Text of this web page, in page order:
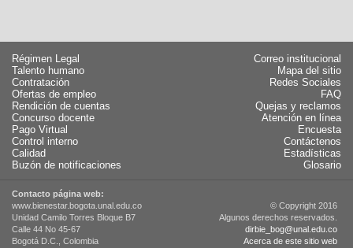
Régimen Legal
Talento humano
Contratación
Ofertas de empleo
Rendición de cuentas
Concurso docente
Pago Virtual
Control interno
Calidad
Buzón de notificaciones
Correo institucional
Mapa del sitio
Redes Sociales
FAQ
Quejas y reclamos
Atención en línea
Encuesta
Contáctenos
Estadísticas
Glosario
Contacto página web:
www.bienestar.bogota.unal.edu.co
Unidad Camilo Torres Bloque B7
Calle 44 No 45-67
Bogotá D.C., Colombia
© Copyright 2016
Algunos derechos reservados.
dirbie_bog@unal.edu.co
Acerca de este sitio web